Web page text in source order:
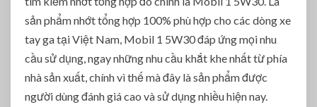
sản phẩm nhớt tổng hợp 100% phù hợp cho các dòng xe
tay ga tại Việt Nam, Mobil 1 5W30 đáp ứng mọi nhu
cầu sử dụng, ngay những nhu cầu khắt khe nhất từ phía
nhà sản xuất, chính vì thế mà đây là sản phẩm được
người dùng đánh giá cao và sử dụng nhiều hiện nay.